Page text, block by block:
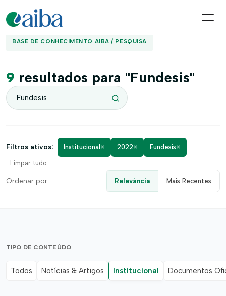
BASE DE CONHECIMENTO AIBA / PESQUISA
9 resultados para "Fundesis"
Filtros ativos: Institucional × 2022× Fundesis×
Limpar tudo
Ordenar por: Relevância Mais Recentes
TIPO DE CONTEÚDO
Todos Notícias & Artigos Institucional Documentos